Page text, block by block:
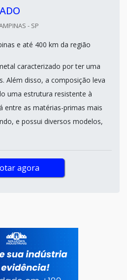
- SP
e até 400 km da região
caracterizado por ter uma
Além disso, a composição leva
uma estrutura resistente à
entre as matérias-primas mais
e possui diversos modelos,
agora